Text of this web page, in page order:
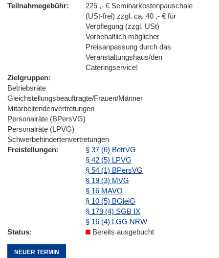
Teilnahmegebühr
225 ,- € Seminarkostenpauschale
(USt-frei) zzgl. ca. 40 ,- € für
Verpflegung (zzgl. USt)
Vorbehaltlich möglicher
Preisanpassung durch das
Veranstaltungshaus/den
Cateringservice!
Zielgruppen
Betriebsräte
Gleichstellungsbeauftragte/Frauen/Männer
Mitarbeitendenvertretungen
Personalräte (BPersVG)
Personalräte (LPVG)
Schwerbehindertenvertretungen
Freistellungen
§ 37 (6) BetrVG
§ 42 (5) LPVG
§ 54 (1) BPersVG
§ 19 (3) MVG
§ 16 MAVO
§ 10 (5) BGleiG
§ 179 (4) SGB IX
§ 16 (4) LGG NRW
Status
Bereits ausgebucht
NEUER TERMIN